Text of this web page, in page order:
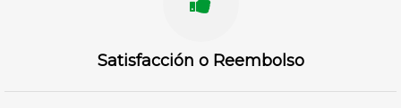
Satisfacción o Reembolso